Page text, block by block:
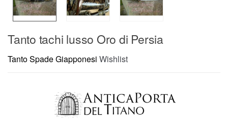
Tanto tachi lusso Oro di Persia
Tanto Spade Giapponesi Wishlist